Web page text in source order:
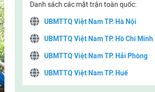
Danh sách các mặt trận toàn quốc:
UBMTTQ Việt Nam TP. Hà Nội
UBMTTQ Việt Nam TP. Hồ Chí Minh
UBMTTQ Việt Nam TP. Hải Phòng
UBMTTQ Việt Nam TP. Huế